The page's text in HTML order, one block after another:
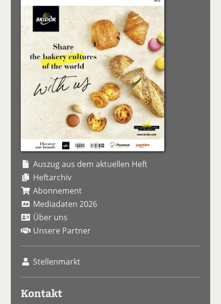
Auszug aus dem aktuellen Heft
Heftarchiv
Abonnement
Mediadaten 2026
Über uns
Unsere Partner
Stellenmarkt
Kontakt